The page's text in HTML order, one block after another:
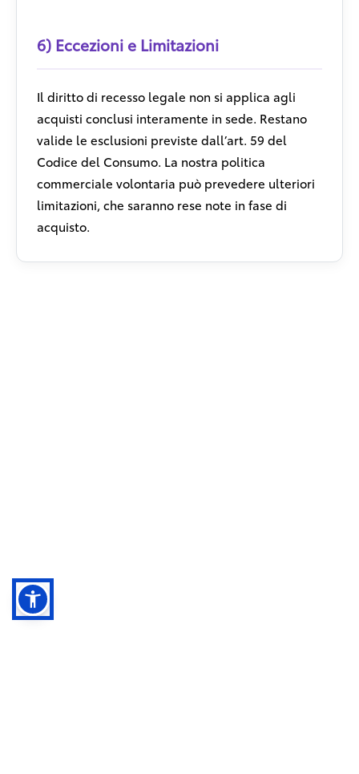
6) Eccezioni e Limitazioni
Il diritto di recesso legale non si applica agli
acquisti conclusi interamente in sede. Restano
valide le esclusioni previste dall’art. 59 del
Codice del Consumo. La nostra politica
commerciale volontaria può prevedere ulteriori
limitazioni, che saranno rese note in fase di
acquisto.